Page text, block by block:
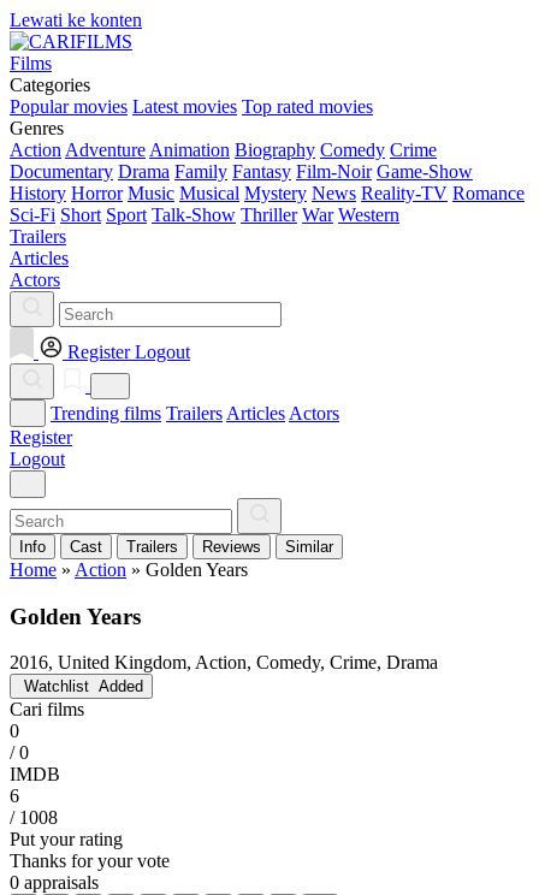
Lewati ke konten
Films
Categories
Popular movies Latest movies Top rated movies
Genres
Action Adventure Animation Biography Comedy Crime
Documentary Drama Family Fantasy Film-Noir Game-Show
History Horror Music Musical Mystery News Reality-TV Romance
Sci-Fi Short Sport Talk-Show Thriller War Western
Trailers
Articles
Actors
Register Logout
Trending films Trailers Articles Actors
Register
Logout
Info Cast Trailers Reviews Similar
Home » Action » Golden Years
Golden Years
2016, United Kingdom, Action, Comedy, Crime, Drama
Watchlist Added
Cari films
0
/ 0
IMDB
6
/ 1008
Put your rating
Thanks for your vote
0 appraisals